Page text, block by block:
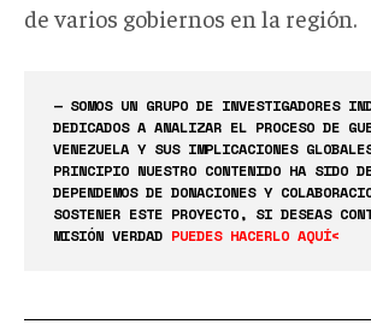
de varios gobiernos en la región.
— SOMOS UN GRUPO DE INVESTIGADORES
DEDICADOS A ANALIZAR EL PROCESO DE
VENEZUELA Y SUS IMPLICACIONES
PRINCIPIO NUESTRO CONTENIDO HA SIDO
DEPENDEMOS DE DONACIONES Y
SOSTENER ESTE PROYECTO, SI DESEAS
MISIÓN VERDAD PUEDES HACERLO AQUÍ<